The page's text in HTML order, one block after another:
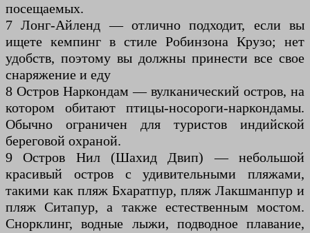
посещаемых.
7 Лонг-Айленд — отлично подходит, если вы
ищете кемпинг в стиле Робинзона Крузо; нет
удобств, поэтому вы должны принести все свое
снаряжение и еду
8 Остров Наркондам — вулканический остров, на
котором обитают птицы-носороги-наркондамы.
Обычно ограничен для туристов индийской
береговой охраной.
9 Остров Нил (Шахид Двип) — небольшой
красивый остров с удивительными пляжами,
такими как пляж Бхаратпур, пляж Лакшманпур и
пляж Ситапур, а также естественным мостом.
Снорклинг, водные лыжи, подводное плавание,